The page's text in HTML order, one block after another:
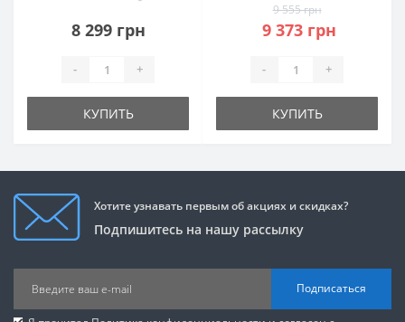
8 299 грн
- +
КУПИТЬ
9 555 грн
9 373 грн
- +
КУПИТЬ
Хотите узнавать первым об акциях и скидках?
Подпишитесь на нашу рассылку
Подписаться